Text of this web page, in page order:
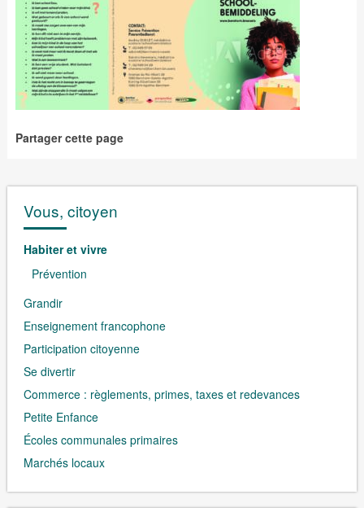
Partager cette page
Vous, citoyen
Habiter et vivre
Prévention
Grandir
Enseignement francophone
Participation citoyenne
Se divertir
Commerce : règlements, primes, taxes et redevances
Petite Enfance
Écoles communales primaires
Marchés locaux